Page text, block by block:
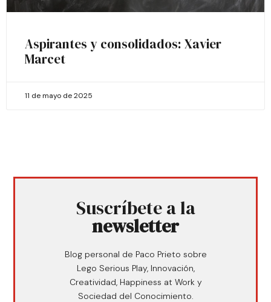
Aspirantes y consolidados: Xavier
Marcet
11 de mayo de 2025
Suscríbete a la
newsletter
Blog personal de Paco Prieto sobre
Lego Serious Play, Innovación,
Creatividad, Happiness at Work y
Sociedad del Conocimiento.